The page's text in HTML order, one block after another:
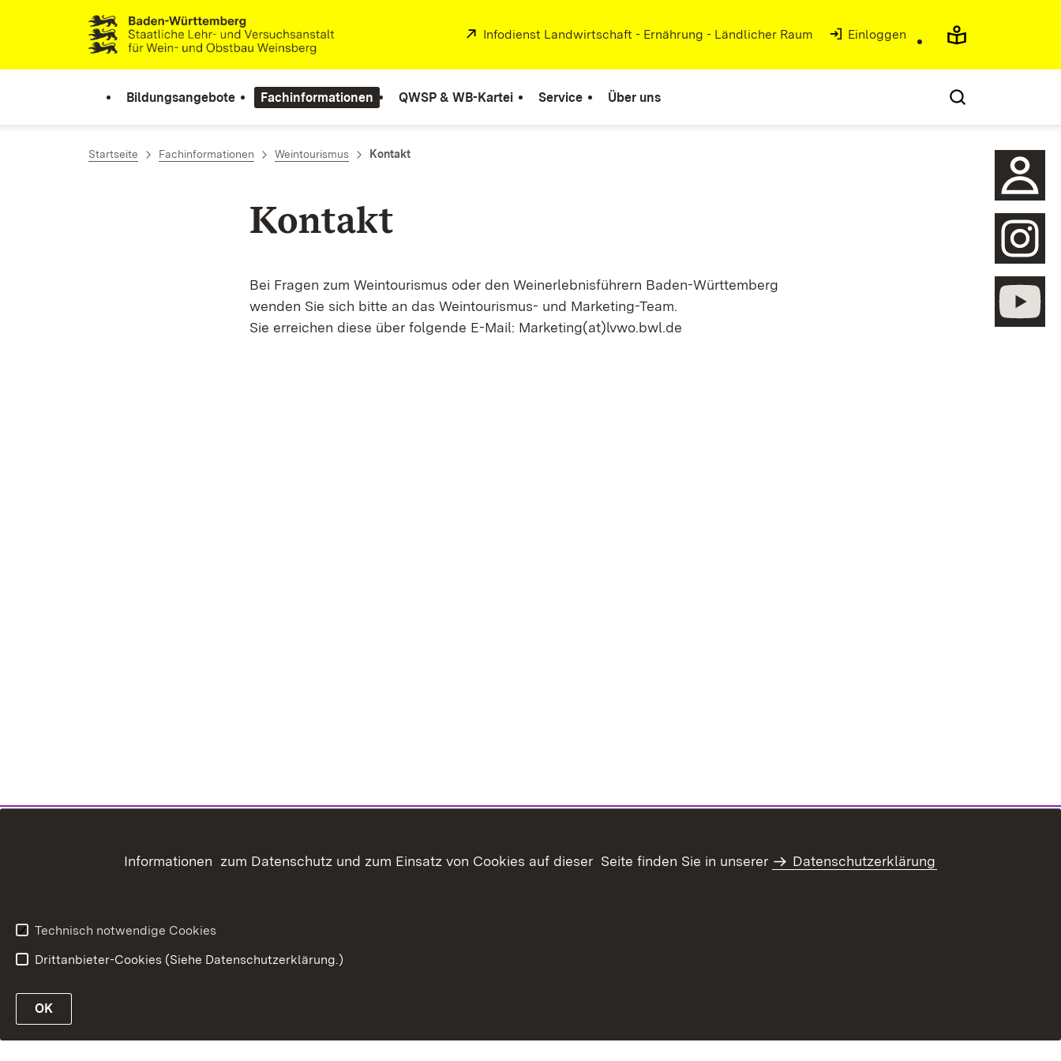
Zum Inhalt springen
Link zur Startseite
Extern:
Infodienst Landwirtschaft - Ernährung - Ländlicher Raum Einloggen
Bildungsangebote Fachinformationen QWSP & WB-Kartei Service Über uns
öffnen
Startseite Fachinformationen Weintourismus Kontakt
Kontakt
Bei Fragen zum Weintourismus oder den Weinerlebnisführern Baden-Württemberg
wenden Sie sich bitte an das Weintourismus- und Marketing-Team.
Sie erreichen diese über folgende E-Mail: Marketing(at)lvwo.bwl.de
Informationen zum Datenschutz und zum Einsatz von Cookies auf dieser Seite finden Sie in unserer Datenschutzerklärung
Technisch notwendige Cookies
Drittanbieter-Cookies (Siehe Datenschutzerklärung.)
OK